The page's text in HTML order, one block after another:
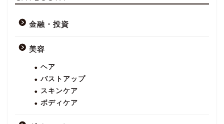
金融・投資
美容
ヘア
バストアップ
スキンケア
ボディケア